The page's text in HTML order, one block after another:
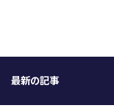
最新の記事